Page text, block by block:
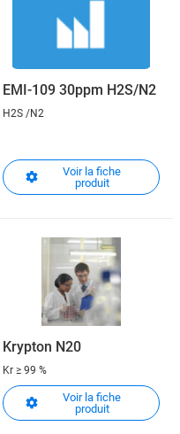
EMI-109 30ppm H2S/N2
H2S /N2
Voir la fiche
produit
Krypton N20
Kr ≥ 99 %
Voir la fiche
produit